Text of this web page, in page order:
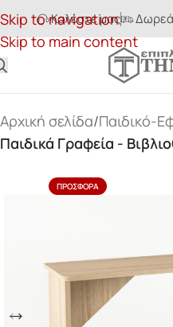
Skip to navigation
Skip to main content
Καλέστε μας
Αρχική σελίδα Παιδικό-
Παιδικά Γραφεία -
ΠΡΟΣΦΟΡΆ